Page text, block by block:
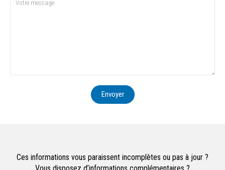
Envoyer
Ces informations vous paraissent incomplètes ou pas à jour ?